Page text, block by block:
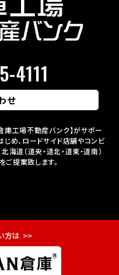
4111
せ
庫工場不動産バンク】がサポー
じめ、ロードサイド店舗やコンビ
北海道（道央・道北・道東・道南）
提案致します。
方は >>